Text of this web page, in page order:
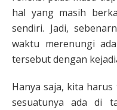
hal yang masih
sendiri. Jadi,
waktu merenungi
tersebut dengan
Hanya saja, kita
sesuatunya ada di